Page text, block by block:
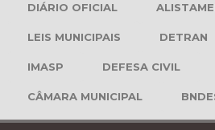
DIÁRIO OFICIAL
LEIS MUNICIPAIS DETRAN
IMASP DEFESA CIVIL
CÂMARA MUNICIPAL